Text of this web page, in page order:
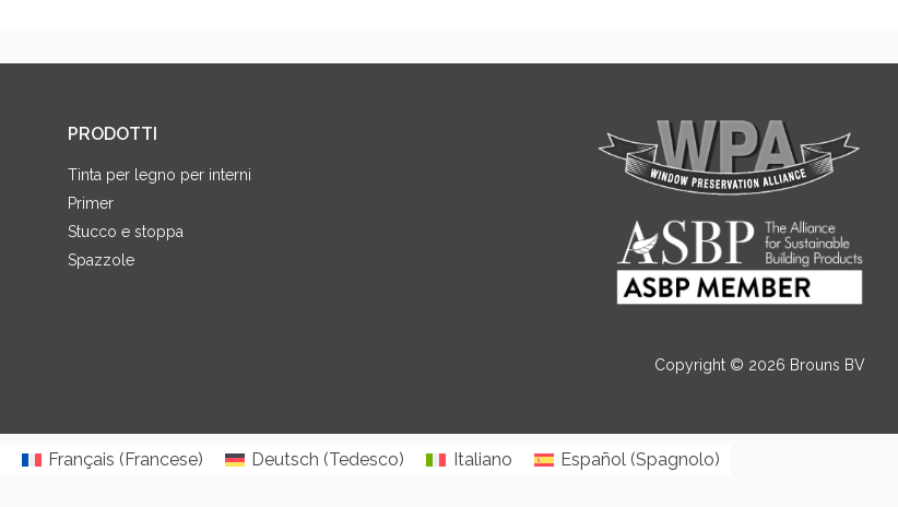
PRODOTTI
Tinta per legno per interni
Primer
Stucco e stoppa
Spazzole
Copyright © 2026 Brouns BV
Français (Francese) Deutsch (Tedesco) Italiano Español (Spagnolo)